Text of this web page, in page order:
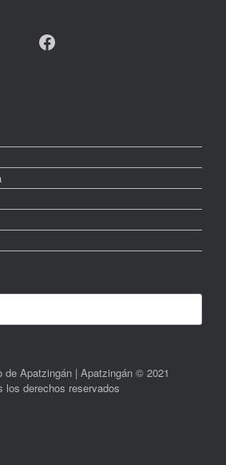
Facebook
de Apatzingán | Apatzingán © 2021
los derechos reservados